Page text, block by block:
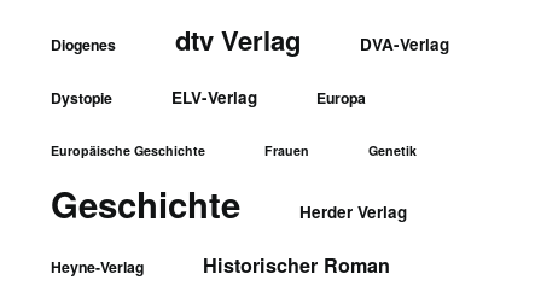
Diogenes dtv Verlag DVA-Verlag
Dystopie ELV-Verlag Europa
Europäische Geschichte Frauen Genetik
Geschichte Herder Verlag
Heyne-Verlag Historischer Roman